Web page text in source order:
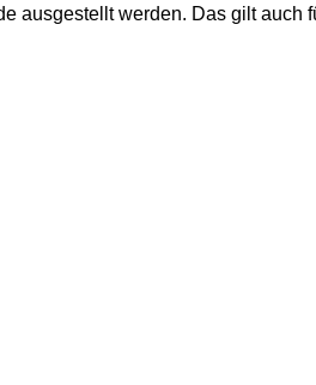
ausgestellt werden. Das gilt auch